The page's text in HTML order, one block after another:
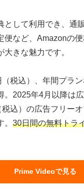
として利用でき、通
便など、Amazonの
きな魅力です。
税込）、年間プラ
。2025年4月以降は
込）の広告フリー
30日間の無料トラ
Prime Videoで見る